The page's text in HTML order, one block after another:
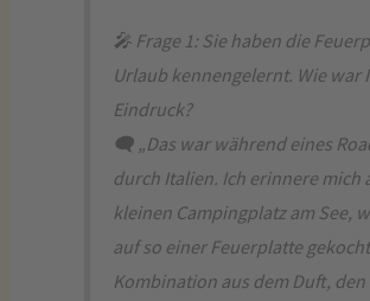
🎤 Frage 1: Sie haben die
Urlaub kennengelernt. Wie war
Eindruck?
🗨️ „Das war während eines
durch Italien. Ich erinnere mich
kleinen Campingplatz am See,
auf so einer Feuerplatte
Kombination aus dem Duft, den